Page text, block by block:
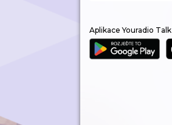
Aplikace Youradio Talk